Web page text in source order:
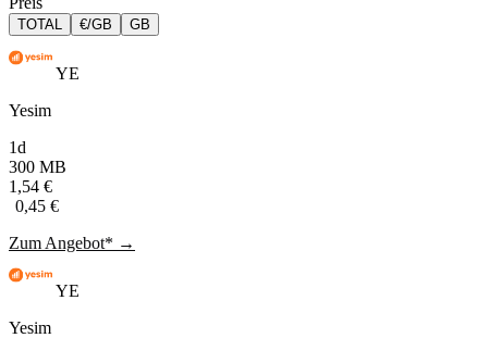
TOTAL €/GB GB
YE
Yesim
1d
300 MB
1,54 €
0,45 €
Zum Angebot* →
YE
Yesim